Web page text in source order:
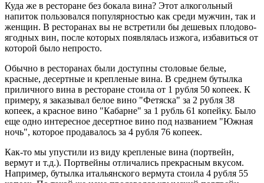
Куда же в ресторане без бокала вина? Этот алкогольный
напиток пользовался популярностью как среди мужчин, так и
женщин. В ресторанах вы не встретили бы дешевых плодово-
ягодных вин, после которых появлялась изжога, избавиться от
которой было непросто.
Обычно в ресторанах были доступны столовые белые,
красные, десертные и крепленые вина. В среднем бутылка
приличного вина в ресторане стоила от 1 рубля 50 копеек. К
примеру, я заказывал белое вино "Фетяска" за 2 рубля 38
копеек, а красное вино "Кабарне" за 1 рубль 61 копейку. Было
еще одно интересное десертное вино под названием "Южная
ночь", которое продавалось за 4 рубля 76 копеек.
Как-то мы упустили из виду крепленые вина (портвейн,
вермут и т.д.). Портвейны отличались прекрасным вкусом.
Например, бутылка итальянского вермута стоила 4 рубля 55